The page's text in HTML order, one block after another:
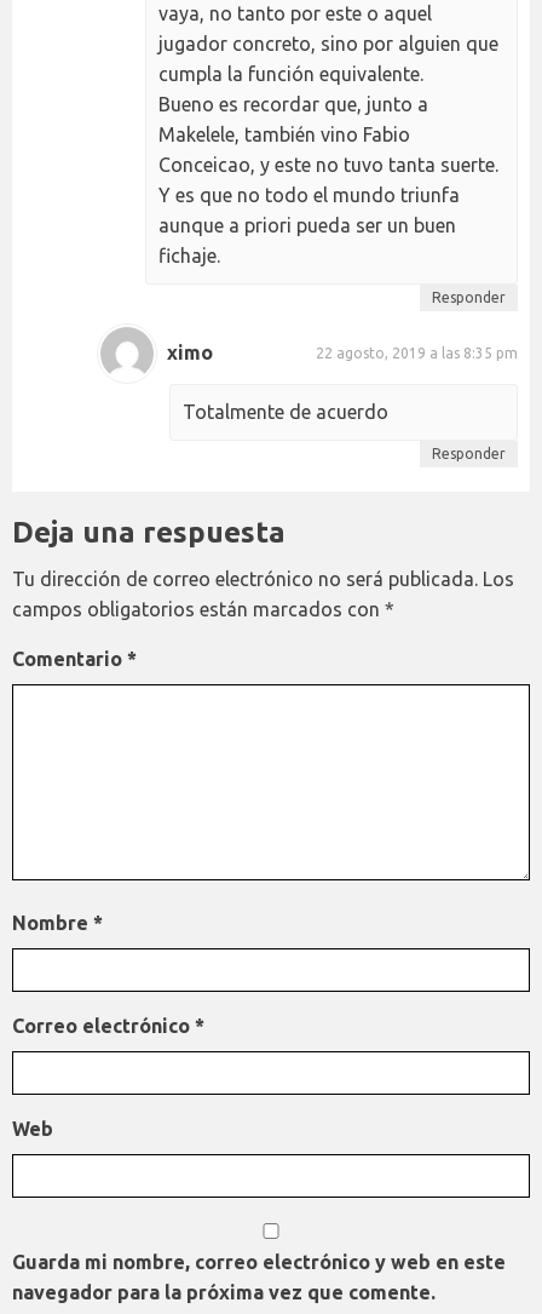
vaya, no tanto por este o aquel
jugador concreto, sino por alguien que
cumpla la función equivalente.
Bueno es recordar que, junto a
Makelele, también vino Fabio
Conceicao, y este no tuvo tanta suerte.
Y es que no todo el mundo triunfa
aunque a priori pueda ser un buen
fichaje.
Responder
ximo 22 agosto, 2019 a las 8:35 pm
Totalmente de acuerdo
Responder
Deja una respuesta
Tu dirección de correo electrónico no será publicada. Los
campos obligatorios están marcados con *
Comentario *
Nombre *
Correo electrónico *
Web
Guarda mi nombre, correo electrónico y web en este
navegador para la próxima vez que comente.